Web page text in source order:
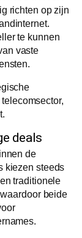
richten op zijn
te kunnen
vaste
deals
de
kiezen steeds
traditionele
beide